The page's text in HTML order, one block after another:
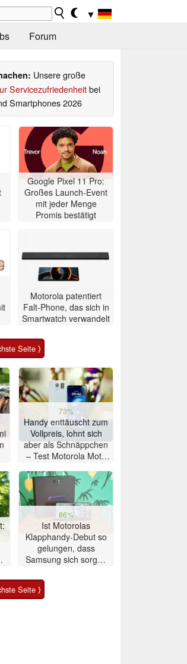
▼
Forum
Unsere große
Servicezufriedenheitbei
Smartphones 2026
Google Pixel 11 Pro:
Großes Launch-Event
mit jeder Menge
Promis bestätigt
Motorola patentiert
Falt-Phone, das sich in
Smartwatch verwandelt
Seite ⟩
73%
Handy enttäuscht zum
Vollpreis, lohnt sich
aber als Schnäppchen
– Test Motorola Moto
86%
Ist Motorolas
Klapphandy-Debut so
gelungen, dass
Samsung sich sorgen
Smartphone im Test
Seite ⟩